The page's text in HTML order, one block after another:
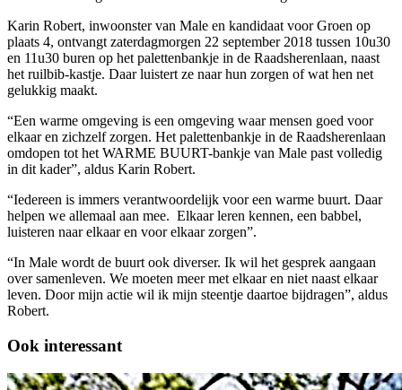
Karin Robert, inwoonster van Male en kandidaat voor Groen op
plaats 4, ontvangt zaterdagmorgen 22 september 2018 tussen 10u30
en 11u30 buren op het palettenbankje in de Raadsherenlaan, naast
het ruilbib-kastje. Daar luistert ze naar hun zorgen of wat hen net
gelukkig maakt.
“Een warme omgeving is een omgeving waar mensen goed voor
elkaar en zichzelf zorgen. Het palettenbankje in de Raadsherenlaan
omdopen tot het WARME BUURT-bankje van Male past volledig
in dit kader”, aldus Karin Robert.
“Iedereen is immers verantwoordelijk voor een warme buurt. Daar
helpen we allemaal aan mee. Elkaar leren kennen, een babbel,
luisteren naar elkaar en voor elkaar zorgen”.
“In Male wordt de buurt ook diverser. Ik wil het gesprek aangaan
over samenleven. We moeten meer met elkaar en niet naast elkaar
leven. Door mijn actie wil ik mijn steentje daartoe bijdragen”, aldus
Robert.
Ook interessant